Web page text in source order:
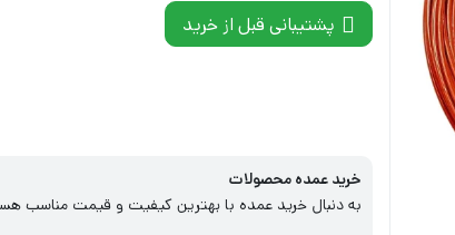
پشتیبانی قبل از خرید
خرید عمده محصولات
به دنبال خرید عمده با بهترین کیفیت و قیمت مناسب